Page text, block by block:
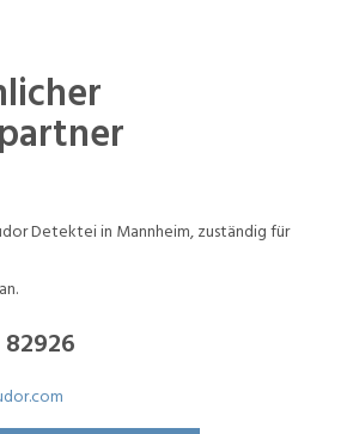
Detektei in Mannheim, zuständig für